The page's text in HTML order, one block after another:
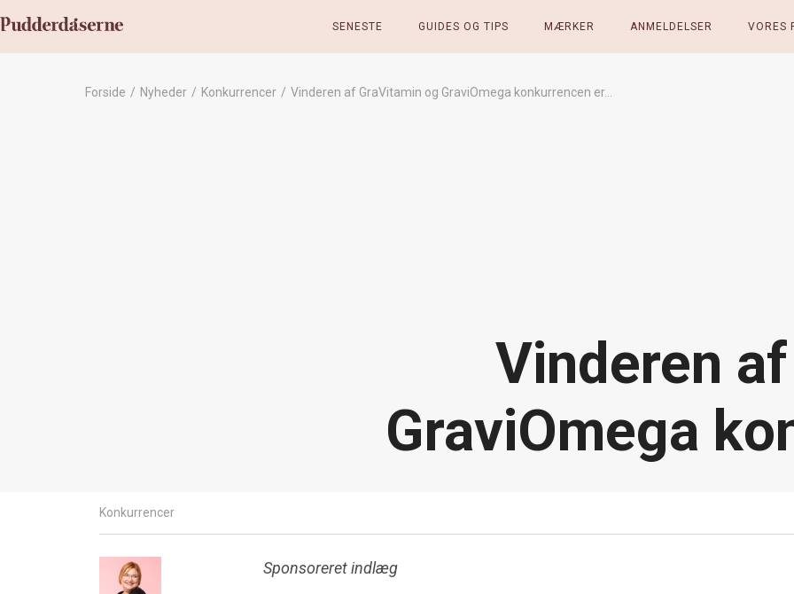
SENESTE GUIDES OG TIPS MÆRKER ANMELDELSER VORES
Forside / Nyheder / Konkurrencer / Vinderen af GraVitamin og GraviOmega konkurrencen er…
Vinderen
GraviOmega
Konkurrencer
Sponsoreret indlæg